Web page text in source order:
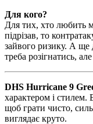
Для кого?
Для тих, хто любить
підрізав, то
зайвого ризику. А ще
треба розігнатись,
DHS Hurricane 9
характером і стилем.
щоб грати чисто,
виглядає круто.